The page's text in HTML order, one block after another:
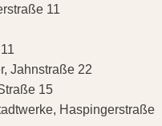
11
Jahnstraße 22
15
Haspingerstraße